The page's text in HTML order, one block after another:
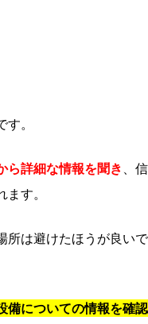
す。
ら詳細な情報を聞き、
す。
所は避けたほうが良い
備についての情報を確認